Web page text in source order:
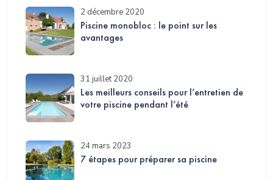
2 décembre 2020
Piscine monobloc : le point sur les
avantages
31 juillet 2020
Les meilleurs conseils pour l’entretien de
votre piscine pendant l’été
24 mars 2023
7 étapes pour préparer sa piscine